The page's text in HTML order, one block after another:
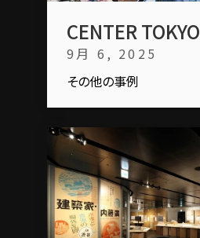
CENTER TOKYO
9月 6, 2025
その他の事例